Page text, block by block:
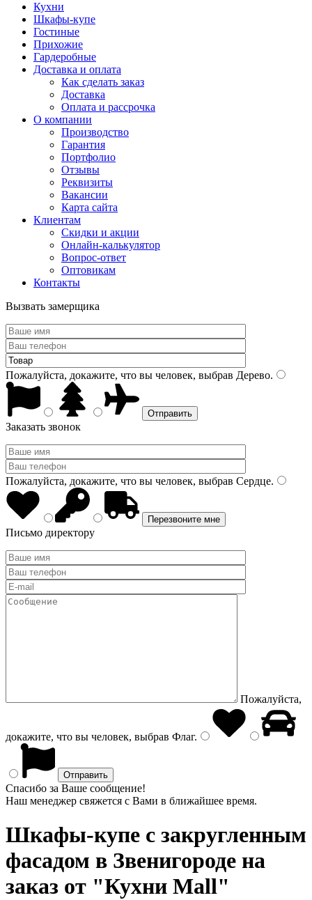
Кухни
Шкафы-купе
Гостиные
Прихожие
Гардеробные
Доставка и оплата
Как сделать заказ
Доставка
Оплата и рассрочка
О компании
Производство
Гарантия
Портфолио
Отзывы
Реквизиты
Вакансии
Карта сайта
Клиентам
Скидки и акции
Онлайн-калькулятор
Вопрос-ответ
Оптовикам
Контакты
Вызвать замерщика
Пожалуйста, докажите, что вы человек, выбрав Дерево.
Заказать звонок
Пожалуйста, докажите, что вы человек, выбрав Сердце.
Письмо директору
Пожалуйста,
докажите, что вы человек, выбрав Флаг.
Спасибо за Ваше сообщение!
Наш менеджер свяжется с Вами в ближайшее время.
Шкафы-купе с закругленным
фасадом в Звенигороде на
заказ от "Кухни Mall"